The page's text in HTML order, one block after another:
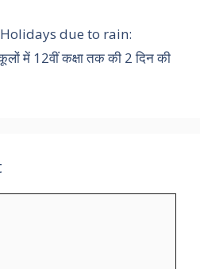
due to rain:
में 12वीं कक्षा तक की 2 दिन की